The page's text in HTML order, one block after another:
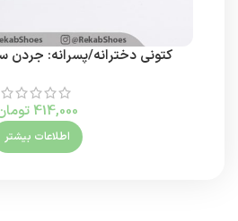
کتونی دخترانه/پسرانه:
414,000
اطلاعات بیشتر